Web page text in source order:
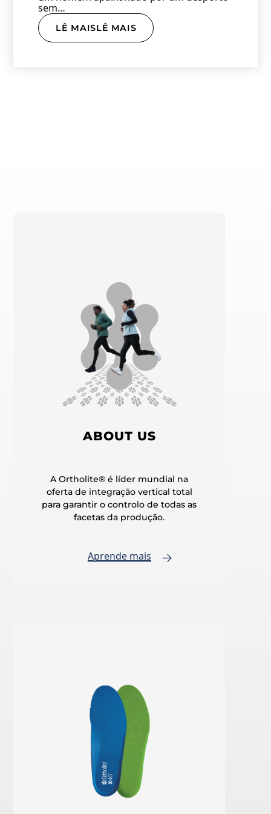
sem…
LÊ MAISLÊ MAIS
ABOUT US
A Ortholite® é líder mundial na
oferta de integração vertical total
para garantir o controlo de todas as
facetas da produção.
Aprende mais